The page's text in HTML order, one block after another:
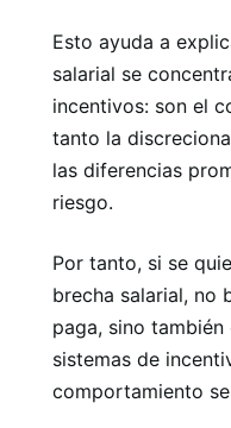
Esto ayuda a
salarial se
incentivos: son el
tanto la
las diferencias
riesgo.
Por tanto, si se
brecha salarial, no
paga, sino
sistemas de
comportamiento